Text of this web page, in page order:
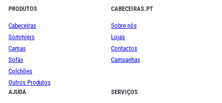
de
PRODUTOS
Cabeceiras
Sommiers
Camas
Sofás
Colchões
Outros Produtos
CABECEIRAS.PT
Sobre nós
Lojas
Contactos
Campanhas
AJUDA SERVIÇOS